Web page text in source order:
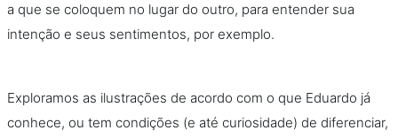
a que se coloquem no lugar do outro, para entender sua
intenção e seus sentimentos, por exemplo.
Exploramos as ilustrações de acordo com o que Eduardo já
conhece, ou tem condições (e até curiosidade) de diferenciar,